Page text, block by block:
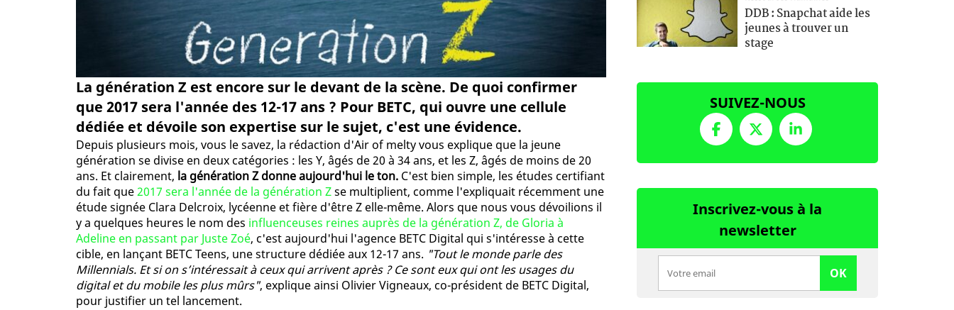
La génération Z est encore sur le devant de la scène. De quoi confirmer
que 2017 sera l'année des 12-17 ans ? Pour BETC, qui ouvre une cellule
dédiée et dévoile son expertise sur le sujet, c'est une évidence.
Depuis plusieurs mois, vous le savez, la rédaction d'Air of melty vous explique que la jeune
génération se divise en deux catégories : les Y, âgés de 20 à 34 ans, et les Z, âgés de moins de 20
ans. Et clairement, la génération Z donne aujourd'hui le ton. C'est bien simple, les études certifiant
du fait que2017 sera l'année de la génération Zse multiplient, comme l'expliquait récemment une
étude signée Clara Delcroix, lycéenne et fière d'être Z elle-même. Alors que nous vous dévoilions il
y a quelques heures le nom des influenceuses reines auprès de la génération Z, de Gloria à
Adeline en passant par Juste Zoé, c'est aujourd'hui l'agence BETC Digital qui s'intéresse à cette
cible, en lançant BETC Teens, une structure dédiée aux 12-17 ans. "Tout le monde parle des
Millennials. Et si on s’intéressait à ceux qui arrivent après ? Ce sont eux qui ont les usages du
digital et du mobile les plus mûrs", explique ainsi Olivier Vigneaux, co-président de BETC Digital,
pour justifier un tel lancement.
DDB : Snapchat aide les
jeunes à trouver un
stage
SUIVEZ-NOUS
Inscrivez-vous à la
newsletter
OK